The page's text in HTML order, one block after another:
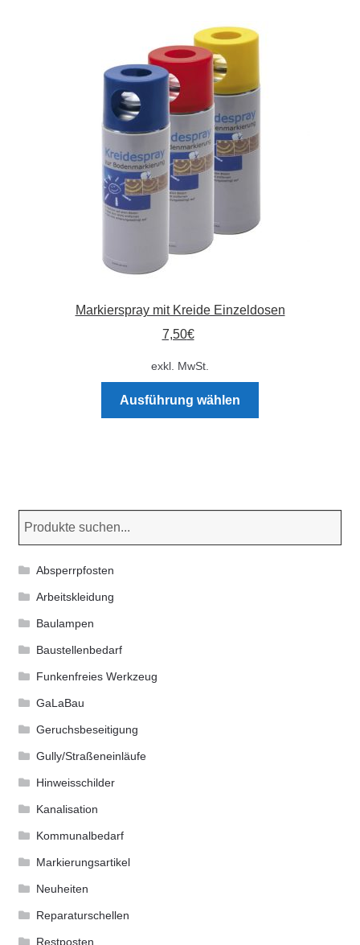
Markierspray mit Kreide Einzeldosen
7,50€
exkl. MwSt.
Ausführung wählen
Die
Absperrpfosten
Arbeitskleidung
Baulampen
Baustellenbedarf
Funkenfreies Werkzeug
GaLaBau
Geruchsbeseitigung
Gully/Straßeneinläufe
Hinweisschilder
Kanalisation
Kommunalbedarf
Markierungsartikel
Neuheiten
Reparaturschellen
Restposten